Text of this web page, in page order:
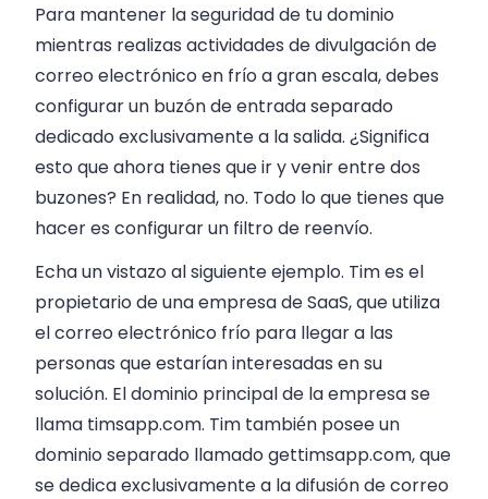
Para mantener la seguridad de tu dominio
mientras realizas actividades de divulgación de
correo electrónico en frío a gran escala, debes
configurar un buzón de entrada separado
dedicado exclusivamente a la salida. ¿Significa
esto que ahora tienes que ir y venir entre dos
buzones? En realidad, no. Todo lo que tienes que
hacer es configurar un filtro de reenvío.
Echa un vistazo al siguiente ejemplo. Tim es el
propietario de una empresa de SaaS, que utiliza
el correo electrónico frío para llegar a las
personas que estarían interesadas en su
solución. El dominio principal de la empresa se
llama timsapp.com. Tim también posee un
dominio separado llamado gettimsapp.com, que
se dedica exclusivamente a la difusión de correo